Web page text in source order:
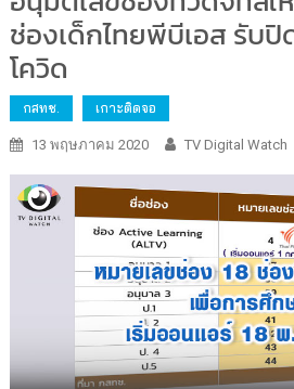
ช่องเด็กไทยพีบีเอส รับปิ
โควิด
กสทช. เกาะติดจอ
13 พฤษภาคม 2020 TV Digital Watch